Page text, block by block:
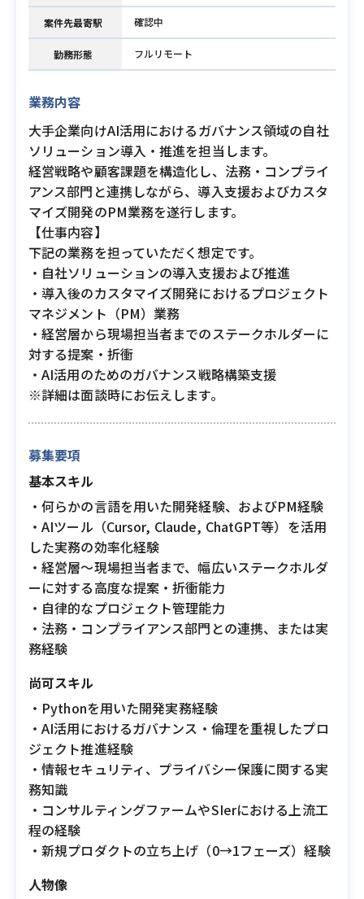
案件先最寄駅 確認中
勤務形態 フルリモート
業務内容
大手企業向けAI活用におけるガバナンス領域の自社
ソリューション導入・推進を担当します。
経営戦略や顧客課題を構造化し、法務・コンプライ
アンス部門と連携しながら、導入支援およびカスタ
マイズ開発のPM業務を遂行します。
【仕事内容】
下記の業務を担っていただく想定です。
・自社ソリューションの導入支援および推進
・導入後のカスタマイズ開発におけるプロジェクト
マネジメント（PM）業務
・経営層から現場担当者までのステークホルダーに
対する提案・折衝
・AI活用のためのガバナンス戦略構築支援
※詳細は面談時にお伝えします。
募集要項
基本スキル
・何らかの言語を用いた開発経験、およびPM経験
・AIツール（Cursor, Claude, ChatGPT等）を活用
した実務の効率化経験
・経営層〜現場担当者まで、幅広いステークホルダ
ーに対する高度な提案・折衝能力
・自律的なプロジェクト管理能力
・法務・コンプライアンス部門との連携、または実
務経験
尚可スキル
・Pythonを用いた開発実務経験
・AI活用におけるガバナンス・倫理を重視したプロ
ジェクト推進経験
・情報セキュリティ、プライバシー保護に関する実
務知識
・コンサルティングファームやSIerにおける上流工
程の経験
・新規プロダクトの立ち上げ（0→1フェーズ）経験
人物像